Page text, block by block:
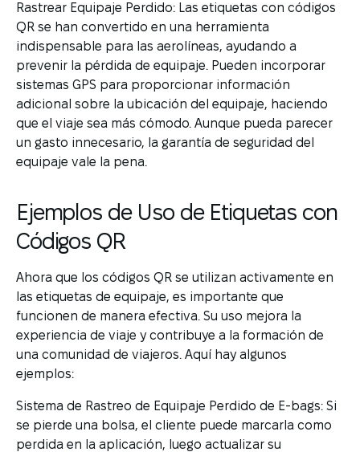
Rastrear Equipaje Perdido: Las etiquetas con códigos
QR se han convertido en una herramienta
indispensable para las aerolíneas, ayudando a
prevenir la pérdida de equipaje. Pueden incorporar
sistemas GPS para proporcionar información
adicional sobre la ubicación del equipaje, haciendo
que el viaje sea más cómodo. Aunque pueda parecer
un gasto innecesario, la garantía de seguridad del
equipaje vale la pena.
Ejemplos de Uso de Etiquetas con
Códigos QR
Ahora que los códigos QR se utilizan activamente en
las etiquetas de equipaje, es importante que
funcionen de manera efectiva. Su uso mejora la
experiencia de viaje y contribuye a la formación de
una comunidad de viajeros. Aquí hay algunos
ejemplos:
Sistema de Rastreo de Equipaje Perdido de E-bags: Si
se pierde una bolsa, el cliente puede marcarla como
perdida en la aplicación, luego actualizar su